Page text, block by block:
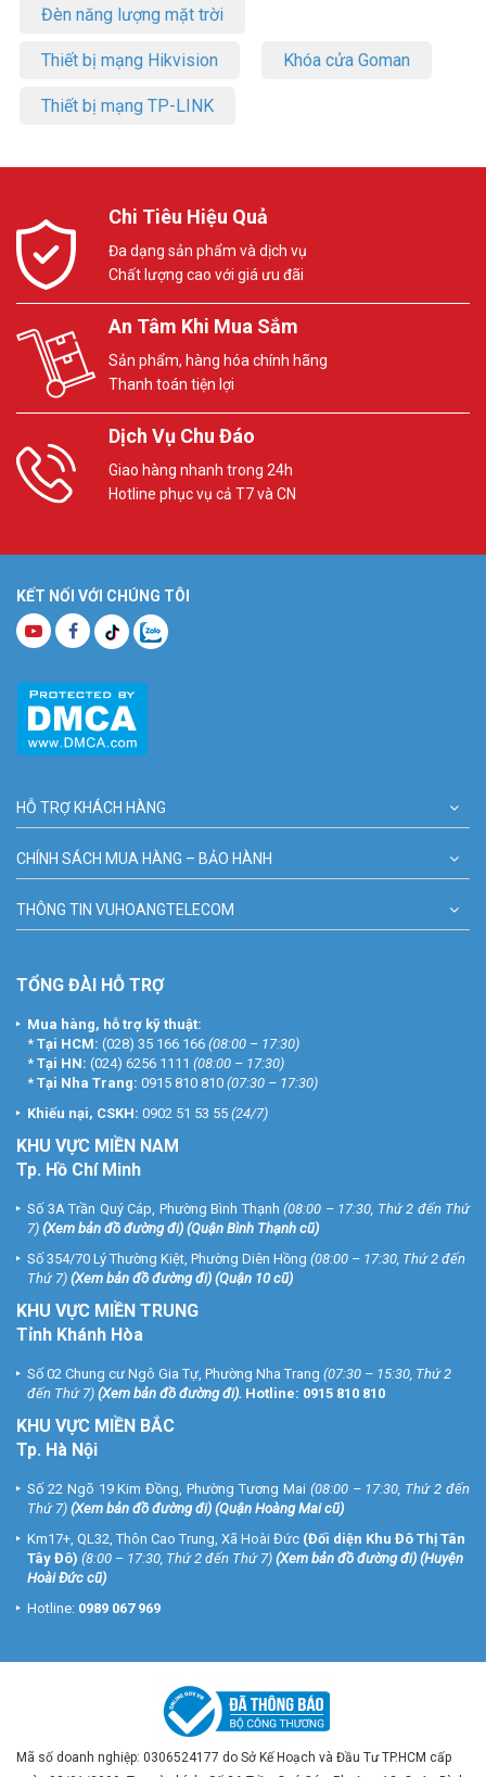
Đèn năng lượng mặt trời
Thiết bị mạng Hikvision Khóa cửa Goman
Thiết bị mạng TP-LINK
Chi Tiêu Hiệu Quả
Đa dạng sản phẩm và dịch vụ
Chất lượng cao với giá ưu đãi
An Tâm Khi Mua Sắm
Sản phẩm, hàng hóa chính hãng
Thanh toán tiện lợi
Dịch Vụ Chu Đáo
Giao hàng nhanh trong 24h
Hotline phục vụ cả T7 và CN
KẾT NỐI VỚI CHÚNG TÔI
HỖ TRỢ KHÁCH HÀNG
CHÍNH SÁCH MUA HÀNG – BẢO HÀNH
THÔNG TIN VUHOANGTELECOM
TỔNG ĐÀI HỖ TRỢ
Mua hàng, hỗ trợ kỹ thuật:
* Tại HCM: (028) 35 166 166 (08:00 – 17:30)
* Tại HN: (024) 6256 1111 (08:00 – 17:30)
* Tại Nha Trang: 0915 810 810 (07:30 – 17:30)
Khiếu nại, CSKH: 0902 51 53 55 (24/7)
KHU VỰC MIỀN NAM
Tp. Hồ Chí Minh
Số 3A Trần Quý Cáp, Phường Bình Thạnh (08:00 – 17:30, Thứ 2 đến Thứ
7) (Xem bản đồ đường đi) (Quận Bình Thạnh cũ)
Số 354/70 Lý Thường Kiệt, Phường Diên Hồng (08:00 – 17:30, Thứ 2 đến
Thứ 7) (Xem bản đồ đường đi) (Quận 10 cũ)
KHU VỰC MIỀN TRUNG
Tỉnh Khánh Hòa
Số 02 Chung cư Ngô Gia Tự, Phường Nha Trang (07:30 – 15:30, Thứ 2
đến Thứ 7) (Xem bản đồ đường đi). Hotline: 0915 810 810
KHU VỰC MIỀN BẮC
Tp. Hà Nội
Số 22 Ngõ 19 Kim Đồng, Phường Tương Mai (08:00 – 17:30, Thứ 2 đến
Thứ 7) (Xem bản đồ đường đi) (Quận Hoàng Mai cũ)
Km17+, QL32, Thôn Cao Trung, Xã Hoài Đức (Đối diện Khu Đô Thị Tân
Tây Đô) (8:00 – 17:30, Thứ 2 đến Thứ 7) (Xem bản đồ đường đi) (Huyện
Hoài Đức cũ)
Hotline: 0989 067 969
Mã số doanh nghiệp: 0306524177 do Sở Kế Hoạch và Đầu Tư TP.HCM cấp